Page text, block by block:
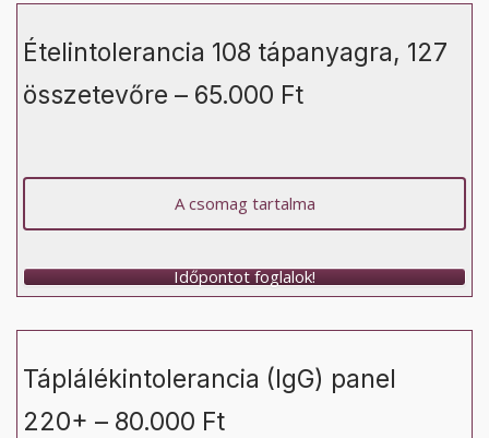
Ételintolerancia 108 tápanyagra, 127
összetevőre – 65.000 Ft
A csomag tartalma
Időpontot foglalok!
Táplálékintolerancia (IgG) panel
220+ – 80.000 Ft